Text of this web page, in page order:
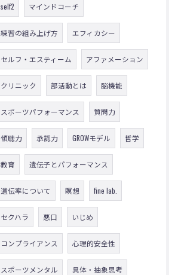
self2 マインドコーチ
練習の組み上げ方 エフィカシー
セルフ・エスティーム アファメーション
クリニック 部活動とは 脳機能
スポーツパフォーマンス 質問力
傾聴力 承認力 GROWモデル 哲学
教育 遺伝子とパフォーマンス
遺伝率について 瞑想 fine lab.
セクハラ 悪口 いじめ
コンプライアンス 心理的安全性
スポーツメンタル 具体・抽象思考